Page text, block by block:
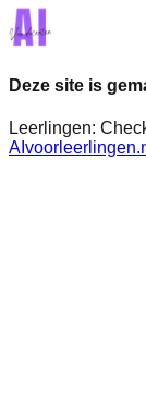
Deze site is
Leerlingen: